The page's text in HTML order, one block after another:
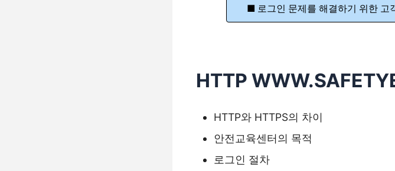
로그인 문제를 해결하기 위한 고
HTTP
HTTP와 HTTPS의 차이
안전교육센터의 목적
로그인 절차